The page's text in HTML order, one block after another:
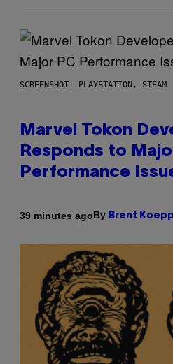
SCREENSHOT: PLAYSTATION, STEAM
Marvel Tokon
Responds to
Performance
39 minutes agoBy Brent Koepp